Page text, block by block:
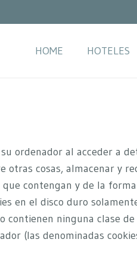
HOME HOTELES
ordenador al acceder a
otras cosas, almacenar y
contengan y de la
en el disco duro
contienen ninguna clase
(las denominadas